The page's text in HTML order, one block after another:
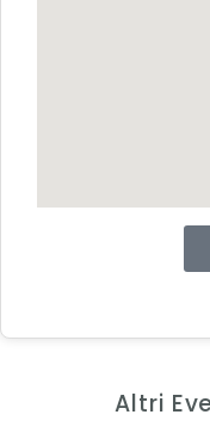
Altri